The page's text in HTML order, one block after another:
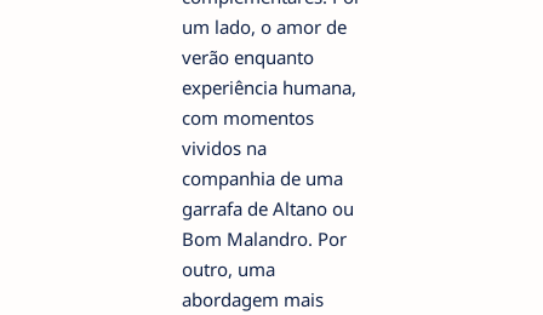
um lado, o amor de
verão enquanto
experiência humana,
com momentos
vividos na
companhia de uma
garrafa de Altano ou
Bom Malandro. Por
outro, uma
abordagem mais